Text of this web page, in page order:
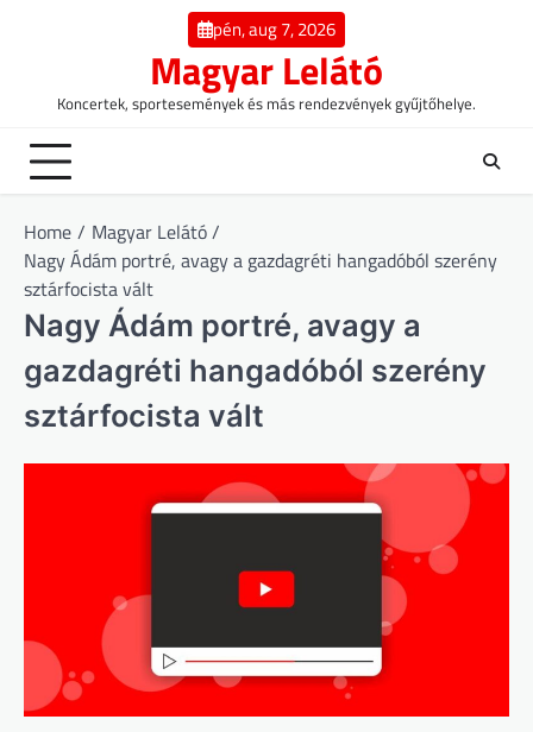
pén, aug 7, 2026
Magyar Lelátó
Koncertek, sportesemények és más rendezvények gyűjtőhelye.
Home
Magyar Lelátó
Nagy Ádám portré, avagy a gazdagréti hangadóból szerény
sztárfocista vált
Nagy Ádám portré, avagy a
gazdagréti hangadóból szerény
sztárfocista vált